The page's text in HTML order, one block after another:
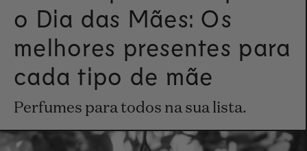
o Dia das Mães: Os
melhores presentes para
cada tipo de mãe
Perfumes para todos na sua lista.